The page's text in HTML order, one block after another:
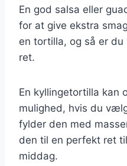
En god salsa eller
for at give ekstra
en tortilla, og så er
ret.
En kyllingetortilla kan
mulighed, hvis du
fylder den med
den til en perfekt ret
middag.